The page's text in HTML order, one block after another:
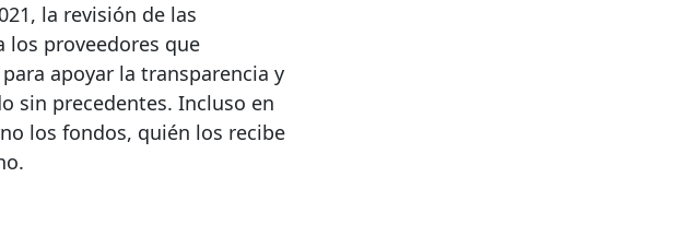
la revisión de las
los proveedores que
apoyar la transparencia y
sin precedentes. Incluso en
los fondos, quién los recibe